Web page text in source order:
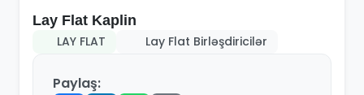
Lay Flat Kaplin
LAY FLAT
Lay Flat Birləşdiricilər
Paylaş: